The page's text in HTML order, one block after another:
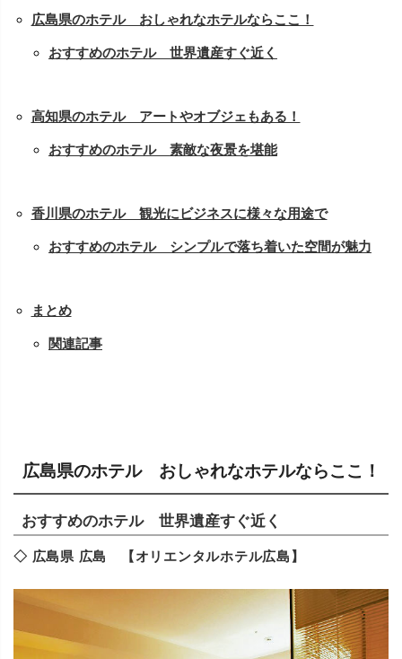
広島県のホテル おしゃれなホテルならここ！
おすすめのホテル 世界遺産すぐ近く
高知県のホテル アートやオブジェもある！
おすすめのホテル 素敵な夜景を堪能
香川県のホテル 観光にビジネスに様々な用途で
おすすめのホテル シンプルで落ち着いた空間が魅力
まとめ
関連記事
広島県のホテル おしゃれなホテルならここ！
おすすめのホテル 世界遺産すぐ近く
◇ 広島県 広島 【オリエンタルホテル広島】